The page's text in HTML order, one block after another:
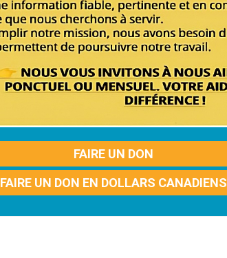
FAIRE UN DON
FAIRE UN DON EN DOLLARS CANADIENS